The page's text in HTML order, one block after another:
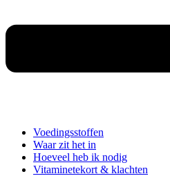
Voedingsstoffen
Waar zit het in
Hoeveel heb ik nodig
Vitaminetekort & klachten